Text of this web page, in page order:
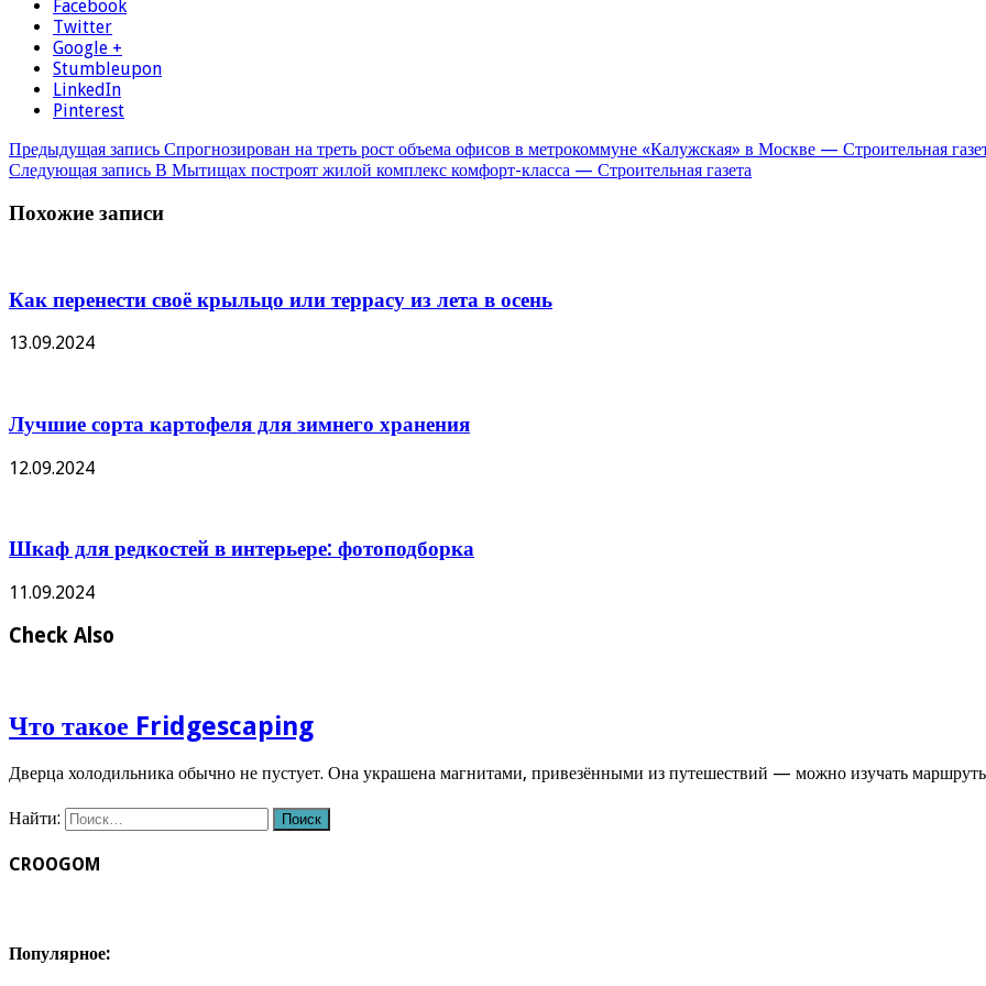
Facebook
Twitter
Google +
Stumbleupon
LinkedIn
Pinterest
Предыдущая запись Спрогнозирован на треть рост объема офисов в метрокоммуне «Калужская» в Москве — Строительная
Следующая запись В Мытищах построят жилой комплекс комфорт-класса — Строительная газета
Похожие записи
Как перенести своё крыльцо или террасу из лета в осень
13.09.2024
Лучшие сорта картофеля для зимнего хранения
12.09.2024
Шкаф для редкостей в интерьере: фотоподборка
11.09.2024
Check Also
Что такое Fridgescaping
Дверца холодильника обычно не пустует. Она украшена магнитами, привезёнными из путешествий — можно изучать
Найти:
CROOGOM
Популярное: